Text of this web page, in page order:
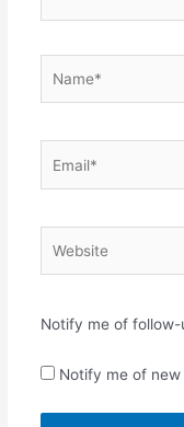
Notify me of
Notify me of